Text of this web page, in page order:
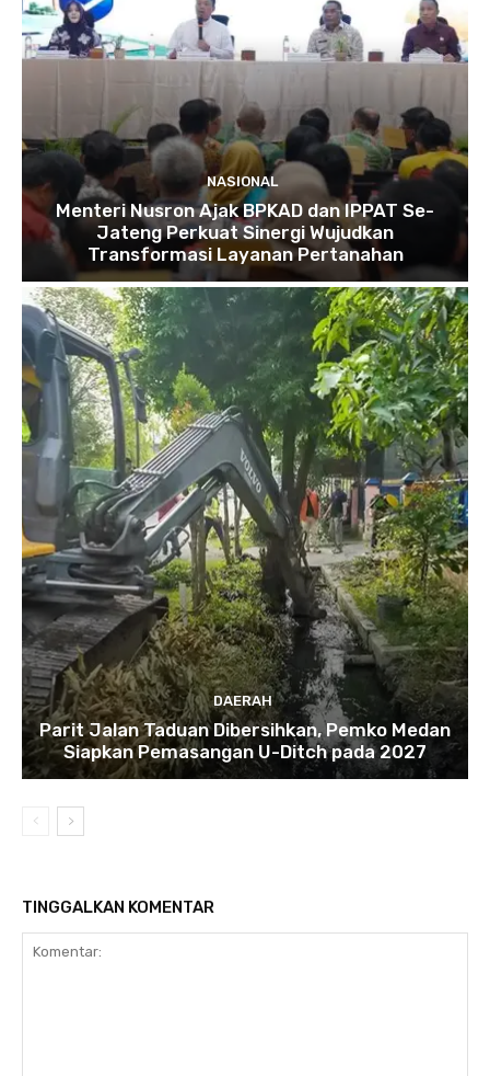
NASIONAL
Menteri Nusron Ajak BPKAD dan IPPAT Se-
Jateng Perkuat Sinergi Wujudkan
Transformasi Layanan Pertanahan
DAERAH
Parit Jalan Taduan Dibersihkan, Pemko Medan
Siapkan Pemasangan U-Ditch pada 2027
TINGGALKAN KOMENTAR